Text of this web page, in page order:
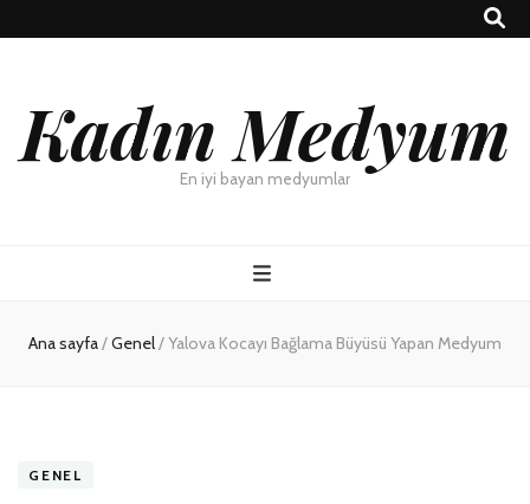
Kadın Medyum
En iyi bayan medyumlar
Ana sayfa/Genel/Yalova Kocayı Bağlama Büyüsü Yapan Medyum
GENEL